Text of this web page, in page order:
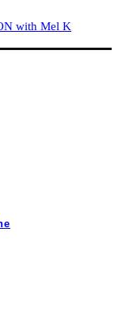
with Mel K